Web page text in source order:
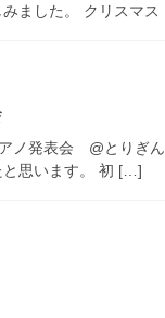
みました。 クリスマ
発表会 @とりぎん
と思います。 初 […]